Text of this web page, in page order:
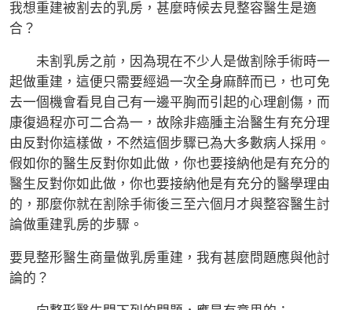
我想重建被割去的乳房，甚麼時候去見整容醫生是適
合？
未割乳房之前，因為現在不少人是做割除手術時一
起做重建，這便只需要經過一次全身麻醉而已，也可免
去一個機會看見自己有一邊平胸而引起的心理創傷，而
康復過程亦可二合為一，故除非癌腫主治醫生有充分理
由反對你這樣做，不然這個步驟已為大多數病人採用。
假如你的醫生反對你如此做，你也要接納他是有充分的
醫生反對你如此做，你也要接納他是有充分的醫學理由
的，那麼你就在割除手術後三至六個月才與整容醫生討
論做重建乳房的步驟。
要見整形醫生商量做乳房重建，我有甚麼問題應與他討
論的？